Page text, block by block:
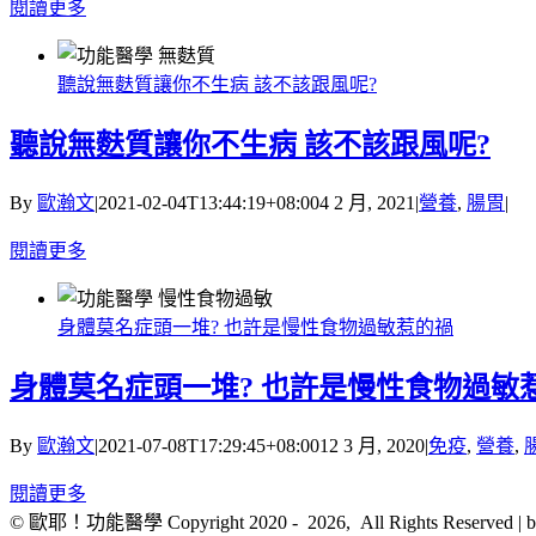
閱讀更多
聽說無麩質讓你不生病 該不該跟風呢?
聽說無麩質讓你不生病 該不該跟風呢?
By 歐瀚文|2021-02-04T13:44:19+08:004 2 月, 2021 |營養, 腸胃|
閱讀更多
身體莫名症頭一堆? 也許是慢性食物過敏惹的禍
身體莫名症頭一堆? 也許是慢性食物過敏
By 歐瀚文|2021-07-08T17:29:45+08:0012 3 月, 2020|免疫, 營養,
閱讀更多
© 歐耶！功能醫學 Copyright 2020 - 2026, All Rights Reserved |